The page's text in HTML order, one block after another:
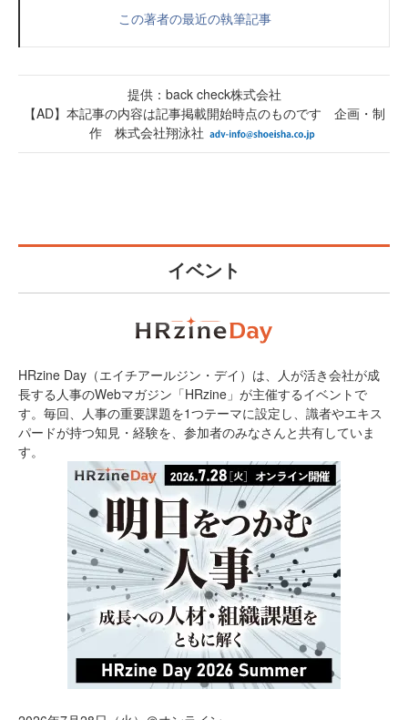
この著者の最近の執筆記事
提供：back check株式会社
【AD】本記事の内容は記事掲載開始時点のものです 企画・制
作 株式会社翔泳社
イベント
HRzine Day（エイチアールジン・デイ）は、人が活き会社が成
長する人事のWebマガジン「HRzine」が主催するイベントで
す。毎回、人事の重要課題を1つテーマに設定し、識者やエキス
パードが持つ知見・経験を、参加者のみなさんと共有していま
す。